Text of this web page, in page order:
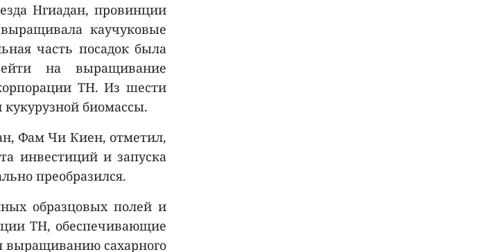
Нгиадан, провинции
каучуковые
часть посадок была
на выращивание
TH. Из шести
биомассы.
Фам Чи Киен, отметил,
инвестиций и запуска
преобразился.
образцовых полей и
TH, обеспечивающие
выращиванию сахарного